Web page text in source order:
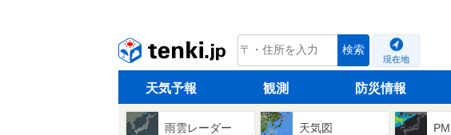
tenki.jp 検索
現在地
天気予報 観測 防災情報
雨雲レーダー 天気図